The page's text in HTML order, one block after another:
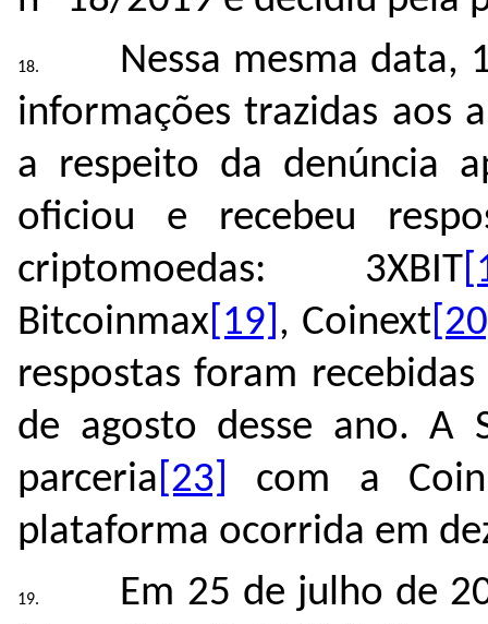
Nessa mesma data,
informações trazidas aos
a respeito da denúncia
oficiou e recebeu
criptomoedas: 3XBIT
Bitcoinmax [19] , Coinext
respostas foram
de agosto desse ano. A
parceria [23]
com a
plataforma ocorrida em
Em 25 de julho de